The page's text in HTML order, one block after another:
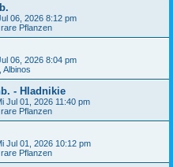
06, 2026 8:12 pm
Pflanzen
06, 2026 8:04 pm
Albinos
- Hladnikie
Jul 01, 2026 11:40 pm
Pflanzen
Jul 01, 2026 10:12 pm
Pflanzen